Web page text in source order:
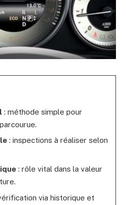
: méthode simple pour
: inspections à réaliser selon
: rôle vital dans la valeur
via historique et